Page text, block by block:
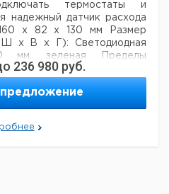
термостаты и
надежный датчик расхода
x 82 x 130 мм Размер
х В х Г): Светодиодная
мм, зеленая Пределы
250 л/чПитание: 230 В/50
16 А/230 В при
1 А/230 В для
с
с
Срок
236 980 руб.